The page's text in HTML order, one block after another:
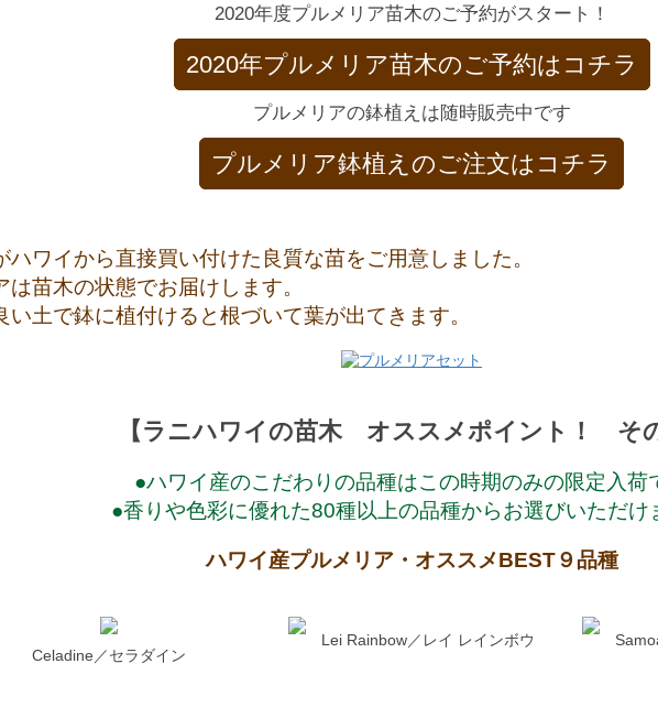
2020年度プルメリア苗木のご予約がスタート！
2020年プルメリア苗木のご予約はコチラ
プルメリアの鉢植えは随時販売中です
プルメリア鉢植えのご注文はコチラ
ハワイから直接買い付けた良質な苗をご用意しました。
は苗木の状態でお届けします。
い土で鉢に植付けると根づいて葉が出てきます。
【ラニハワイの苗木 オススメポイント！ その
●ハワイ産のこだわりの品種はこの時期のみの限定入荷
●香りや色彩に優れた80種以上の品種からお選びいただけ
ハワイ産プルメリア・オススメBEST９品種
Celadine／セラダイン
Lei Rainbow／レイ レインボウ